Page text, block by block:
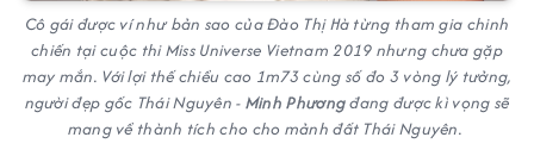
Cô gái được ví như bản sao của Đào Thị Hà từng tham gia chinh
chiến tại cuộc thiMiss Universe Vietnam 2019 nhưng chưa gặp
may mắn. Với lợi thế chiều cao 1m73 cùng số đo 3 vòng lý tưởng,
người đẹp gốc Thái Nguyên - Minh Phươngđang được kì vọng sẽ
mang về thành tích cho cho mảnh đất Thái Nguyên.